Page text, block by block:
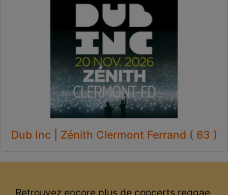
Dub Inc | Zénith Clermont Ferrand ( 63 )